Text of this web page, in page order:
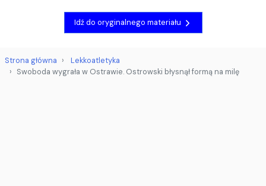
Idź do oryginalnego materiału
Strona główna
Lekkoatletyka
Swoboda wygrała w Ostrawie. Ostrowski błysnął formą na milę